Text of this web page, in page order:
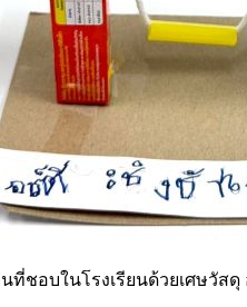
ที่ชอบในโรงเรียนด้วยเศษวัสดุ